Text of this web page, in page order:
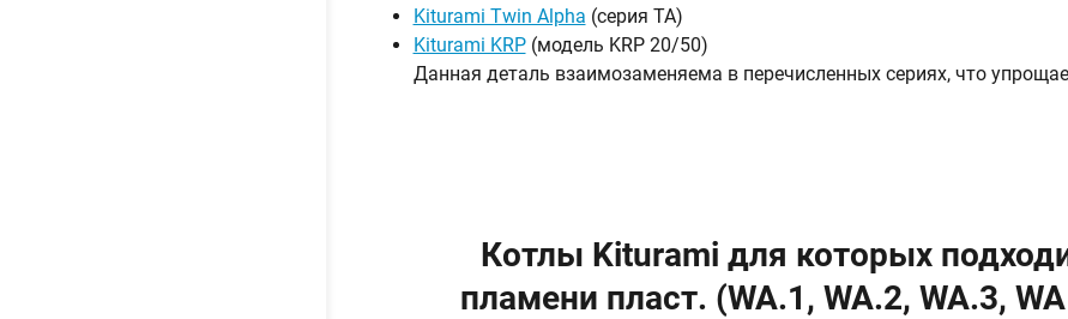
Kiturami Twin Alpha (серия TA)
Kiturami KRP(модель KRP 20/50)
Данная деталь взаимозаменяема в перечисленных сериях, что
Котлы Kiturami для которых
пламени пласт. (WA.1, WA.2, WA.3,